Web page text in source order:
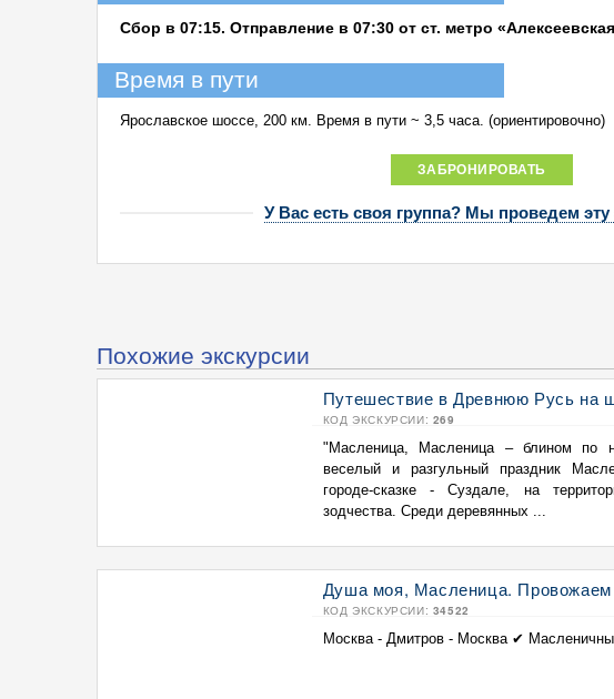
Сбор в 07:15. Отправление в 07:30 от ст. метро
Время в пути
Ярославское шоссе, 200 км. Время в пути ~ 3,5 часа. (ориентировочно)
ЗАБРОНИРОВАТЬ
У Вас есть своя группа? Мы проведем эту
Похожие экскурсии
Путешествие в Древнюю Русь на
КОД ЭКСКУРСИИ: 269
"Масленица, Масленица – блином по
веселый и разгульный праздник
городе-сказке - Суздале, на
зодчества. Среди деревянных ...
Душа моя, Масленица. Провожаем
КОД ЭКСКУРСИИ: 34522
Москва - Дмитров - Москва ✔